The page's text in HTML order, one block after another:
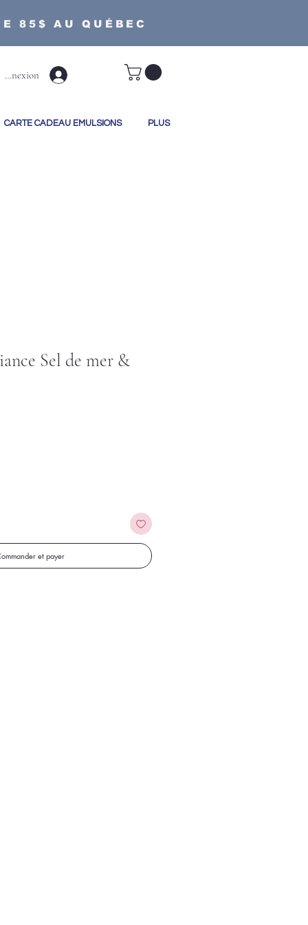
85$ AU QUÉBEC
CARTE CADEAU EMULSIONS PLUS
Sel de mer &
et payer